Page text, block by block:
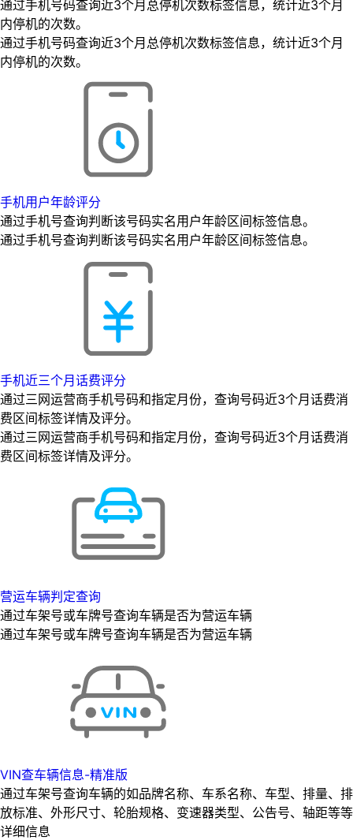
通过手机号码查询近3个月总停机次数标签信息，统计近3个月
内停机的次数。
通过手机号码查询近3个月总停机次数标签信息，统计近3个月
内停机的次数。
手机用户年龄评分
通过手机号查询判断该号码实名用户年龄区间标签信息。
通过手机号查询判断该号码实名用户年龄区间标签信息。
手机近三个月话费评分
通过三网运营商手机号码和指定月份，查询号码近3个月话费消
费区间标签详情及评分。
通过三网运营商手机号码和指定月份，查询号码近3个月话费消
费区间标签详情及评分。
营运车辆判定查询
通过车架号或车牌号查询车辆是否为营运车辆
通过车架号或车牌号查询车辆是否为营运车辆
VIN查车辆信息-精准版
通过车架号查询车辆的如品牌名称、车系名称、车型、排量、排
放标准、外形尺寸、轮胎规格、变速器类型、公告号、轴距等等
详细信息